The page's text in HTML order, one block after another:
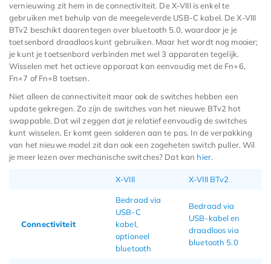
vernieuwing zit hem in de connectiviteit. De X-VIII is enkel te
gebruiken met behulp van de meegeleverde USB-C kabel. De X-VIII
BTv2 beschikt daarentegen over bluetooth 5.0, waardoor je je
toetsenbord draadloos kunt gebruiken. Maar het wordt nog mooier;
je kunt je toetsenbord verbinden met wel 3 apparaten tegelijk.
Wisselen met het actieve apparaat kan eenvoudig met de Fn+6,
Fn+7 of Fn+8 toetsen.
Niet alleen de connectiviteit maar ook de switches hebben een
update gekregen. Zo zijn de switches van het nieuwe BTv2 hot
swappable. Dat wil zeggen dat je relatief eenvoudig de switches
kunt wisselen. Er komt geen solderen aan te pas. In de verpakking
van het nieuwe model zit dan ook een zogeheten switch puller. Wil
je meer lezen over mechanische switches? Dat kan hier.
X-VIII X-VIII BTv2
Connectiviteit
Bedraad via
USB-C
kabel,
optioneel
bluetooth
Bedraad via
USB-kabel en
draadloos via
bluetooth 5.0